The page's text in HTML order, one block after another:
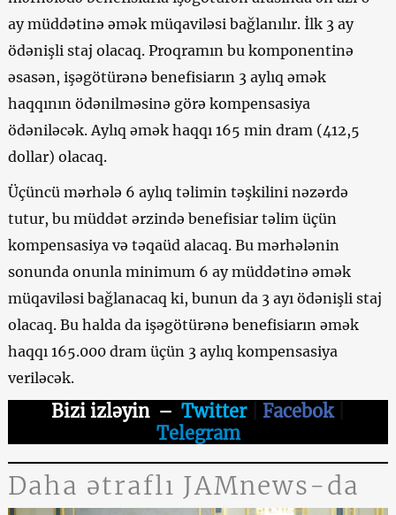
ay müddətinə əmək müqaviləsi bağlanılır. İlk 3 ay
ödənişli staj olacaq. Proqramın bu komponentinə
əsasən, işəgötürənə benefisiarın 3 aylıq əmək
haqqının ödənilməsinə görə kompensasiya
ödəniləcək. Aylıq əmək haqqı 165 min dram (412,5
dollar) olacaq.
Üçüncü mərhələ 6 aylıq təlimin təşkilini nəzərdə
tutur, bu müddət ərzində benefisiar təlim üçün
kompensasiya və təqaüd alacaq. Bu mərhələnin
sonunda onunla minimum 6 ay müddətinə əmək
müqaviləsi bağlanacaq ki, bunun da 3 ayı ödənişli staj
olacaq. Bu halda da işəgötürənə benefisiarın əmək
haqqı 165.000 dram üçün 3 aylıq kompensasiya
veriləcək.
Bizi izləyin– Twitter| Facebok
Telegram
Daha ətraflı JAMnews-da